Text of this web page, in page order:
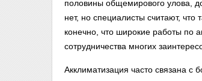
половины общемирового улова,
нет, но специалисты считают,
конечно, что широкие работы по
сотрудничества многих
Акклиматизация часто связана